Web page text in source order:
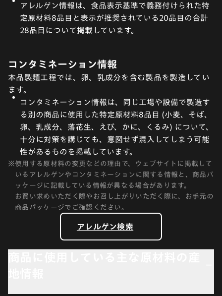
アレルゲン情報は、食品表示基準で義務付けられた特
定原材料8品目と表示が推奨されている20品目の合計
28品目について掲載しています。
コンタミネーション情報
本品製麺工程では、卵、乳成分を含む製品を製造してい
ます。
コンタミネーション情報は、同じ工場や設備で製造す
る別の商品に使用した特定原材料8品目 (小麦、そば、
卵、乳成分、落花生、えび、かに、くるみ) について、
十分に対策を講じても、意図せず混入してしまう可能
性があるものを掲載しています。
※使用する原材料の変更などの理由で、ウェブサイトに掲載して
いるアレルゲンやコンタミネーションに関する情報と、商品パ
ッケージに記載している情報が異なる場合があります。
お買い求めいただく際やお召し上がりいただく際に、お手元の
商品パッケージでご確認ください。
アレルゲン検索